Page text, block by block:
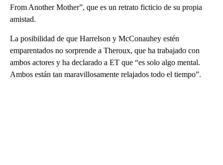
From Another Mother”, que es un retrato ficticio de su propia
amistad.
La posibilidad de que Harrelson y McConauhey estén
emparentados no sorprende a Theroux, que ha trabajado con
ambos actores y ha declarado a ET que “es solo algo mental.
Ambos están tan maravillosamente relajados todo el tiempo”.